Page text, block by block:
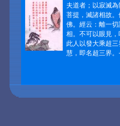
夫道者；以寂滅
菩提，滅諸相故
佛。經云：離一
相。不可以眼見
此人以發大乘超
慧，即名超三界。